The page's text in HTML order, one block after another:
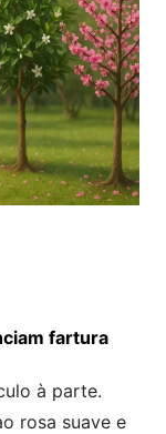
fartura
à parte.
rosa suave e